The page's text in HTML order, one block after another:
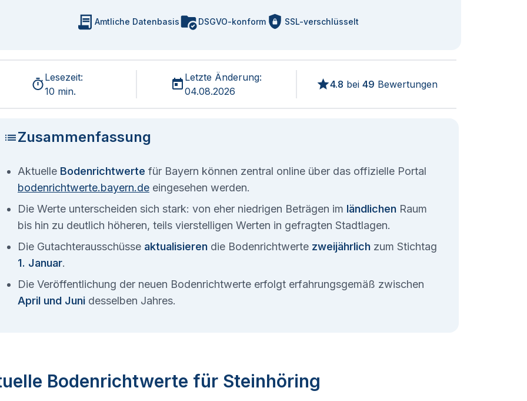
Amtliche Datenbasis DSGVO-konform SSL-verschlüsselt
Lesezeit:
10 min.
Letzte Änderung:
04.08.2026
4.8 bei 49 Bewertungen
Zusammenfassung
Aktuelle Bodenrichtwerte für Bayern können zentral online über das offizielle Portal
bodenrichtwerte.bayern.de eingesehen werden.
Die Werte unterscheiden sich stark: von eher niedrigen Beträgen im ländlichen Raum
bis hin zu deutlich höheren, teils vierstelligen Werten in gefragten Stadtlagen.
Die Gutachterausschüsse aktualisieren die Bodenrichtwerte zweijährlich zum Stichtag
1. Januar.
Die Veröffentlichung der neuen Bodenrichtwerte erfolgt erfahrungsgemäß zwischen
April und Juni desselben Jahres.
Bodenrichtwerte für Steinhöring